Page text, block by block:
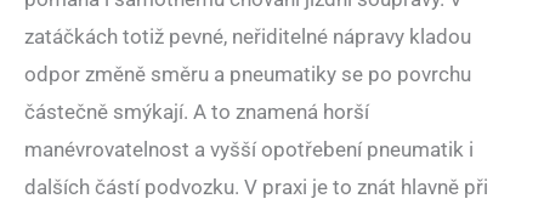
zatáčkách totiž pevné, neřiditelné nápravy kladou
odpor změně směru a pneumatiky se po povrchu
částečně smýkají. A to znamená horší
manévrovatelnost a vyšší opotřebení pneumatik i
dalších částí podvozku. V praxi je to znát hlavně při